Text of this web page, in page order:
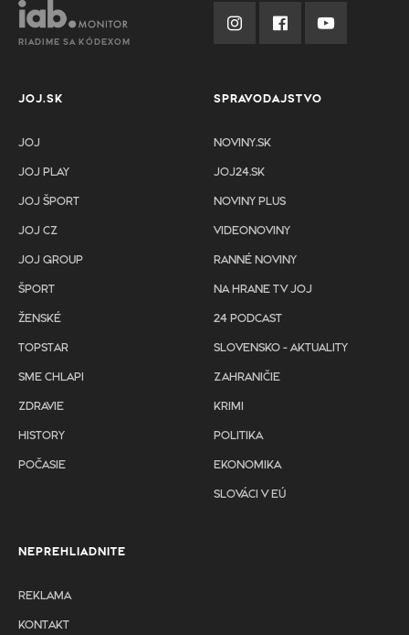
RIADIME SA KÓDEXOM
JOJ.SK
JOJ
JOJ PLAY
JOJ ŠPORT
JOJ CZ
JOJ GROUP
ŠPORT
ŽENSKÉ
TOPSTAR
SME CHLAPI
ZDRAVIE
HISTORY
POČASIE
SPRAVODAJSTVO
NOVINY.SK
JOJ24.SK
NOVINY PLUS
VIDEONOVINY
RANNÉ NOVINY
NA HRANE TV JOJ
24 PODCAST
SLOVENSKO - AKTUALITY
ZAHRANIČIE
KRIMI
POLITIKA
EKONOMIKA
SLOVÁCI V EÚ
NEPREHLIADNITE
REKLAMA
KONTAKT